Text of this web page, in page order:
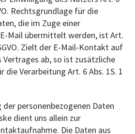
Rechtsgrundlage für die
die im Zuge einer
Mail übermittelt werden, ist Art.
Zielt der E-Mail-Kontakt auf
Vertrages ab, so ist zusätzliche
die Verarbeitung Art. 6 Abs. 1S. 1
der personenbezogenen Daten
dient uns allein zur
Die Daten aus